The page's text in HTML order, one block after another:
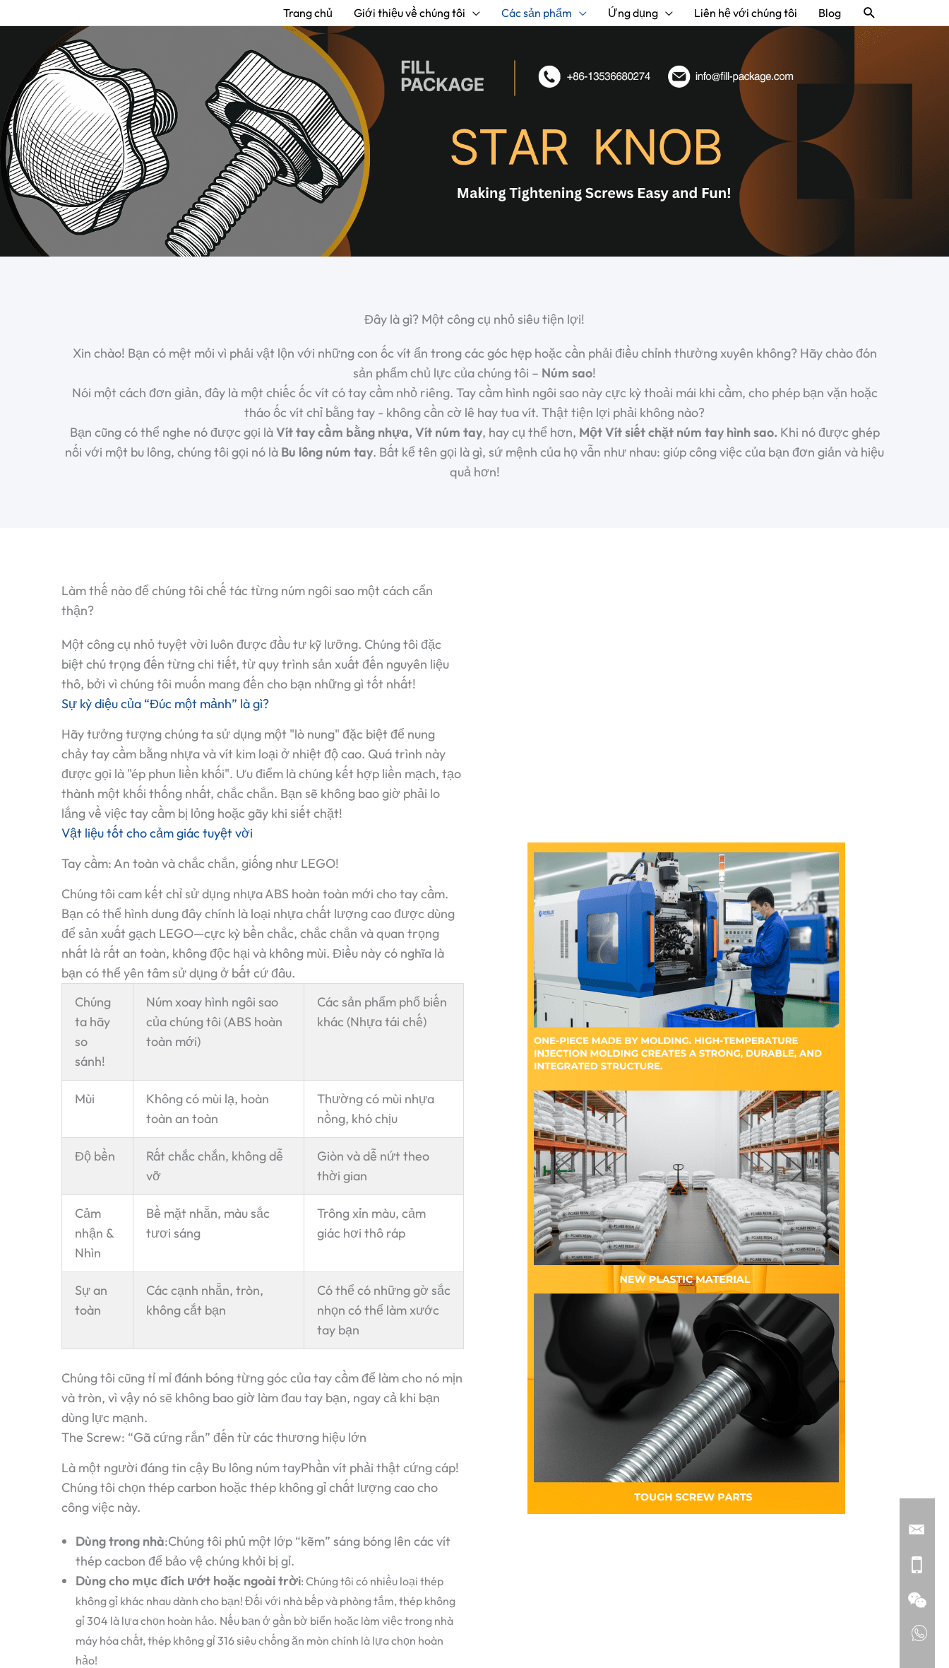
Trang chủ Giới thiệu về chúng tôi Các sản phẩm Ứng dụng Liên hệ với chúng tôi Blog Tìm
kiếm
Đây là gì? Một công cụ nhỏ siêu tiện lợi!
Xin chào! Bạn có mệt mỏi vì phải vật lộn với những con ốc vít ẩn trong các góc hẹp hoặc cần phải điều chỉnh thường xuyên không? Hãy chào đón
sản phẩm chủ lực của chúng tôi – Núm sao!
Nói một cách đơn giản, đây là một chiếc ốc vít có tay cầm nhỏ riêng. Tay cầm hình ngôi sao này cực kỳ thoải mái khi cầm, cho phép bạn vặn hoặc
tháo ốc vít chỉ bằng tay - không cần cờ lê hay tua vít. Thật tiện lợi phải không nào?
Bạn cũng có thể nghe nó được gọi làVít tay cầm bằng nhựa, Vít núm tay, hay cụ thể hơn, MộtVít siết chặt núm tay hình sao. Khi nó được ghép
nối với một bu lông, chúng tôi gọi nó là Bu lông núm tay. Bất kể tên gọi là gì, sứ mệnh của họ vẫn như nhau: giúp công việc của bạn đơn giản và hiệu
quả hơn!
Làm thế nào để chúng tôi chế tác từng núm ngôi sao một cách cẩn
thận?
Một công cụ nhỏ tuyệt vời luôn được đầu tư kỹ lưỡng. Chúng tôi đặc
biệt chú trọng đến từng chi tiết, từ quy trình sản xuất đến nguyên liệu
thô, bởi vì chúng tôi muốn mang đến cho bạn những gì tốt nhất!
Sự kỳ diệu của “Đúc một mảnh” là gì?
Hãy tưởng tượng chúng ta sử dụng một "lò nung" đặc biệt để nung
chảy tay cầm bằng nhựa và vít kim loại ở nhiệt độ cao. Quá trình này
được gọi là "ép phun liền khối". Ưu điểm là chúng kết hợp liền mạch, tạo
thành một khối thống nhất, chắc chắn. Bạn sẽ không bao giờ phải lo
lắng về việc tay cầm bị lỏng hoặc gãy khi siết chặt!
Vật liệu tốt cho cảm giác tuyệt vời
Tay cầm: An toàn và chắc chắn, giống như LEGO!
Chúng tôi cam kết chỉ sử dụng nhựa ABS hoàn toàn mới cho tay cầm.
Bạn có thể hình dung đây chính là loại nhựa chất lượng cao được dùng
để sản xuất gạch LEGO—cực kỳ bền chắc, chắc chắn và quan trọng
nhất là rất an toàn, không độc hại và không mùi. Điều này có nghĩa là
bạn có thể yên tâm sử dụng ở bất cứ đâu.
Chúng
ta hãy
so
sánh!
Núm xoay hình ngôi sao
của chúng tôi (ABS hoàn
toàn mới)
Các sản phẩm phổ biến
khác (Nhựa tái chế)
Mùi
Không có mùi lạ, hoàn
toàn an toàn
Thường có mùi nhựa
nồng, khó chịu
Độ bền
Rất chắc chắn, không dễ
vỡ
Giòn và dễ nứt theo
thời gian
Cảm
nhận &
Nhìn
Bề mặt nhẵn, màu sắc
tươi sáng
Trông xỉn màu, cảm
giác hơi thô ráp
Sự an
toàn
Các cạnh nhẵn, tròn,
không cắt bạn
Có thể có những gờ sắc
nhọn có thể làm xước
tay bạn
Chúng tôi cũng tỉ mỉ đánh bóng từng góc của tay cầm để làm cho nó mịn
và tròn, vì vậy nó sẽ không bao giờ làm đau tay bạn, ngay cả khi bạn
dùng lực mạnh.
The Screw: “Gã cứng rắn” đến từ các thương hiệu lớn
Là một người đáng tin cậy Bu lông núm tayPhần vít phải thật cứng cáp!
Chúng tôi chọn thép carbon hoặc thép không gỉ chất lượng cao cho
công việc này.
Dùng trong nhà:Chúng tôi phủ một lớp “kẽm” sáng bóng lên các vít
thép cacbon để bảo vệ chúng khỏi bị gỉ.
Dùng cho mục đích ướt hoặc ngoài trời: Chúng tôi có nhiều loại thép
không gỉ khác nhau dành cho bạn! Đối với nhà bếp và phòng tắm, thép không
gỉ 304 là lựa chọn hoàn hảo. Nếu bạn ở gần bờ biển hoặc làm việc trong nhà
máy hóa chất, thép không gỉ 316 siêu chống ăn mòn chính là lựa chọn hoàn
hảo!